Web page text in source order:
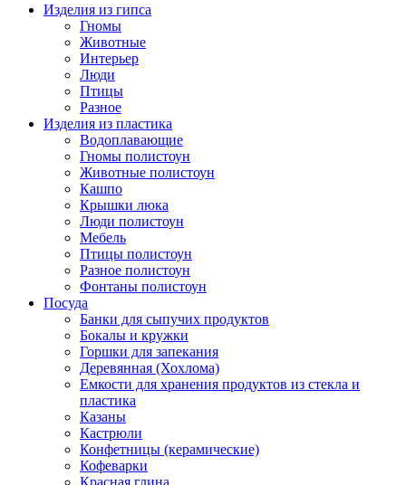
Изделия из гипса
Гномы
Животные
Интерьер
Люди
Птицы
Разное
Изделия из пластика
Водоплавающие
Гномы полистоун
Животные полистоун
Кашпо
Крышки люка
Люди полистоун
Мебель
Птицы полистоун
Разное полистоун
Фонтаны полистоун
Посуда
Банки для сыпучих продуктов
Бокалы и кружки
Горшки для запекания
Деревянная (Хохлома)
Емкости для хранения продуктов из стекла и
пластика
Казаны
Кастрюли
Конфетницы (керамические)
Кофеварки
Красная глина